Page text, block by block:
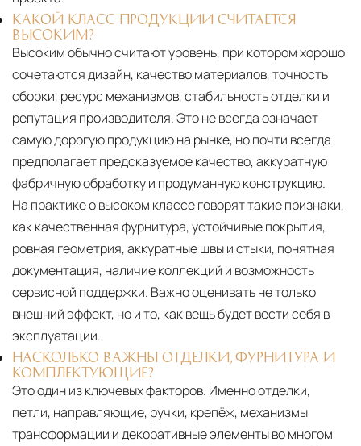
КАКОЙ КЛАСС ПРОДУКЦИИ СЧИТАЕТСЯ
ВЫСОКИМ?
Высоким обычно считают уровень, при котором хорошо
сочетаются дизайн, качество материалов, точность
сборки, ресурс механизмов, стабильность отделки и
репутация производителя. Это не всегда означает
самую дорогую продукцию на рынке, но почти всегда
предполагает предсказуемое качество, аккуратную
фабричную обработку и продуманную конструкцию.
На практике о высоком классе говорят такие признаки,
как качественная фурнитура, устойчивые покрытия,
ровная геометрия, аккуратные швы и стыки, понятная
документация, наличие коллекций и возможность
сервисной поддержки. Важно оценивать не только
внешний эффект, но и то, как вещь будет вести себя в
эксплуатации.
НАСКОЛЬКО ВАЖНЫ ОТДЕЛКИ, ФУРНИТУРА И
КОМПЛЕКТУЮЩИЕ?
Это один из ключевых факторов. Именно отделки,
петли, направляющие, ручки, крепёж, механизмы
трансформации и декоративные элементы во многом